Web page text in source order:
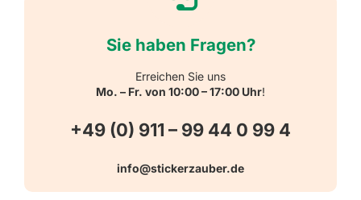
Reflektierende Aufkleber
Warn-, Gebots-, Verbots- und
Hinweisaufkleber
Versandarten
Sie haben Fragen?
Erreichen Sie uns
Mo. – Fr. von 10:00 – 17:00 Uhr!
+49 (0) 911 – 99 44 0 99 4
info@stickerzauber.de